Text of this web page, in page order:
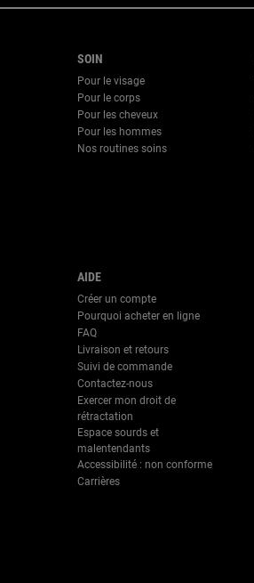
SOIN
Pour le visage
Pour le corps
Pour les cheveux
Pour les hommes
Nos routines soins
AIDE
Créer un compte
Pourquoi acheter en ligne
FAQ
Livraison et retours
Suivi de commande
Contactez-nous
Exercer mon droit de
rétractation
Espace sourds et
malentendants
Accessibilité : non conforme
Carrières